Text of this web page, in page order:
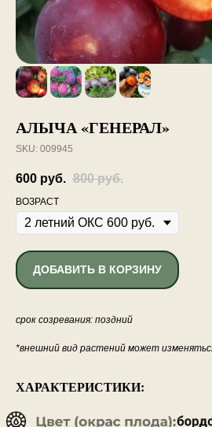
АЛЫЧА «ГЕНЕРАЛ»
SKU: 009945
600 руб. 800 руб.
ВОЗРАСТ
ДОБАВИТЬ В КОРЗИНУ
срок созревания: поздний
*внешний вид растений может
ХАРАКТЕРИСТИКИ: